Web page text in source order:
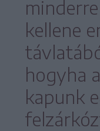
kellene
hogyha
kapunk